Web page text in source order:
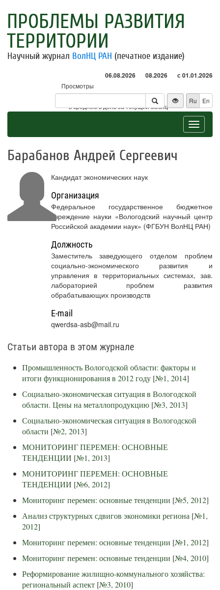
ПРОБЛЕМЫ РАЗВИТИЯ
ТЕРРИТОРИИ
Научный журнал ВолНЦ РАН (печатное издание)
06.08.2026 08.2026 с 01.01.2026
Просмотры
Посетители
* - в среднем в день за текущий месяц
Ru En
Toggle
Барабанов Андрей Сергеевич
Кандидат экономических наук
Организация
Федеральное государственное бюджетное
учреждение науки «Вологодский научный центр
Российской академии наук» (ФГБУН ВолНЦ РАН)
Должность
Заместитель заведующего отделом проблем
социально-экономического развития и
управления в территориальных системах, зав.
лабораторией проблем развития
обрабатывающих производств
E-mail
qwerdsa-asb@mail.ru
Статьи автора в этом журнале
Промышленность Вологодской области: факторы и
итоги функционирования в 2012 году [№1, 2014]
Социально-экономическая ситуация в Вологодской
области. Цены на металлопродукцию [№3, 2013]
Социально-экономическая ситуация в Вологодской
области [№2, 2013]
МОНИТОРИНГ ПЕРЕМЕН: ОСНОВНЫЕ
ТЕНДЕНЦИИ [№1, 2013]
МОНИТОРИНГ ПЕРЕМЕН: ОСНОВНЫЕ
ТЕНДЕНЦИИ [№6, 2012]
Мониторинг перемен: основные тенденции [№5, 2012]
Анализ структурных сдвигов экономики региона [№1,
2012]
Мониторинг перемен: основные тенденции [№1, 2012]
Мониторинг перемен: основные тенденции [№4, 2010]
Реформирование жилищно-коммунального хозяйства:
региональный аспект [№3, 2010]